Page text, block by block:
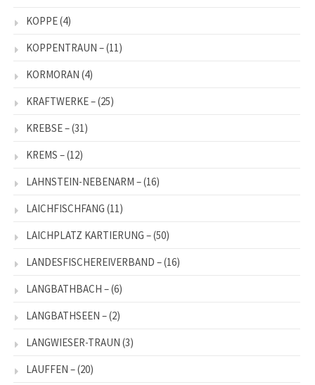
KOPPE(4)
KOPPENTRAUN –(11)
KORMORAN (4)
KRAFTWERKE –(25)
KREBSE –(31)
KREMS –(12)
LAHNSTEIN-NEBENARM –(16)
LAICHFISCHFANG (11)
LAICHPLATZ KARTIERUNG –(50)
LANDESFISCHEREIVERBAND –(16)
LANGBATHBACH –(6)
LANGBATHSEEN –(2)
LANGWIESER-TRAUN (3)
LAUFFEN –(20)